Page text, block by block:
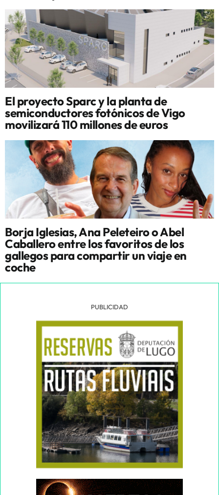
El proyecto Sparc y la planta de
semiconductores fotónicos de Vigo
movilizará 110 millones de euros
Borja Iglesias, Ana Peleteiro o Abel
Caballero entre los favoritos de los
gallegos para compartir un viaje en
coche
PUBLICIDAD